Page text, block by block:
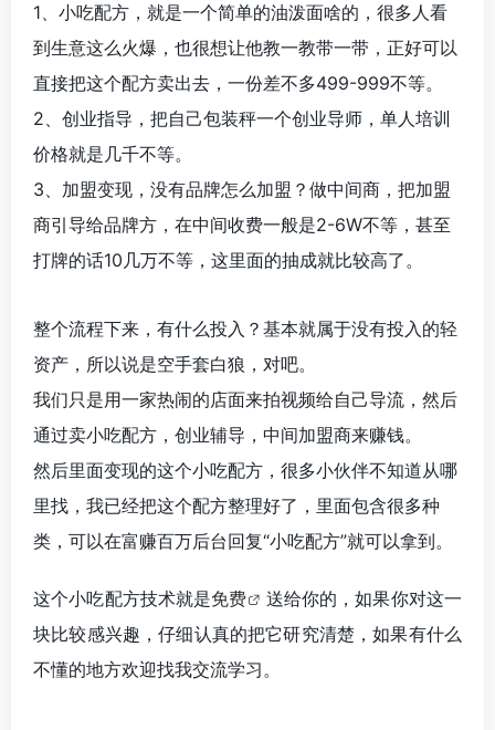
1、小吃配方，就是一个简单的油泼面啥的，很多人看
到生意这么火爆，也很想让他教一教带一带，正好可以
直接把这个配方卖出去，一份差不多499-999不等。
2、创业指导，把自己包装秤一个创业导师，单人培训
价格就是几千不等。
3、加盟变现，没有品牌怎么加盟？做中间商，把加盟
商引导给品牌方，在中间收费一般是2-6W不等，甚至
打牌的话10几万不等，这里面的抽成就比较高了。
整个流程下来，有什么投入？基本就属于没有投入的轻
资产，所以说是空手套白狼，对吧。
我们只是用一家热闹的店面来拍视频给自己导流，然后
通过卖小吃配方，创业辅导，中间加盟商来赚钱。
然后里面变现的这个小吃配方，很多小伙伴不知道从哪
里找，我已经把这个配方整理好了，里面包含很多种
类，可以在富赚百万后台回复“小吃配方”就可以拿到。
这个小吃配方技术就是免费
送给你的，如果你对这一
块比较感兴趣，仔细认真的把它研究清楚，如果有什么
不懂的地方欢迎找我交流学习。